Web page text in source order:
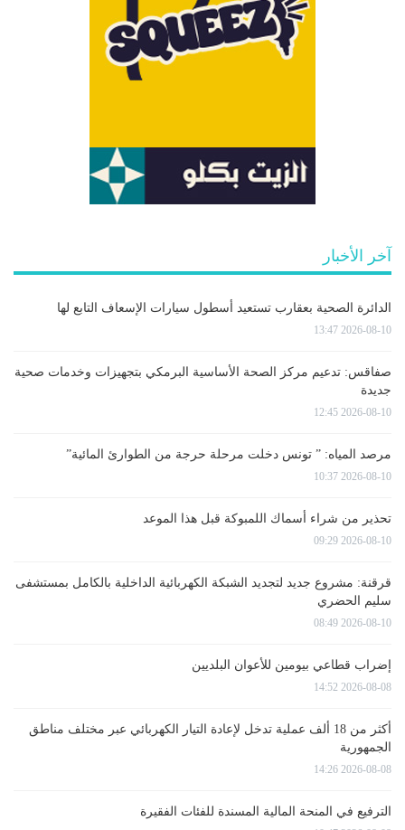
آخر الأخبار
الدائرة الصحية بعقارب تستعيد أسطول سيارات الإسعاف التابع لها
2026-08-10 13:47
صفاقس: تدعيم مركز الصحة الأساسية البرمكي بتجهيزات وخدمات صحية
جديدة
2026-08-10 12:45
مرصد المياه: ” تونس دخلت مرحلة حرجة من الطوارئ المائية”
2026-08-10 10:37
تحذير من شراء أسماك اللمبوكة قبل هذا الموعد
2026-08-10 09:29
قرقنة: مشروع جديد لتجديد الشبكة الكهربائية الداخلية بالكامل بمستشفى
سليم الحضري
2026-08-10 08:49
إضراب قطاعي بيومين للأعوان البلديين
2026-08-08 14:52
أكثر من 18 ألف عملية تدخل لإعادة التيار الكهربائي عبر مختلف مناطق
الجمهورية
2026-08-08 14:26
الترفيع في المنحة المالية المسندة للفئات الفقيرة